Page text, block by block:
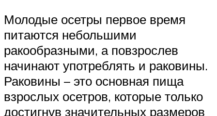
Молодые осетры первое время
питаются небольшими
ракообразными, а повзрослев
начинают употреблять и раковины.
Раковины – это основная пища
взрослых осетров, которые только
достигнув значительных размеров